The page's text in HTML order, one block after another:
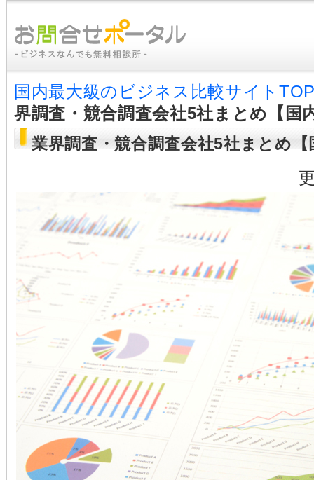
国内最大級のビジネス比較サイト
界調査・競合調査会社5社まとめ【国
業界調査・競合調査会社5社まとめ